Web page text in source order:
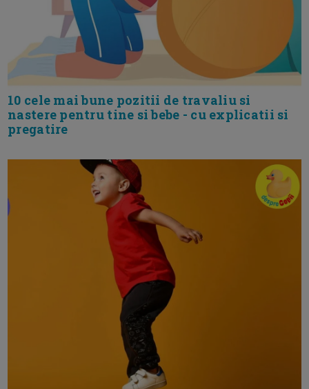
10 cele mai bune pozitii de travaliu si
nastere pentru tine si bebe - cu explicatii si
pregatire